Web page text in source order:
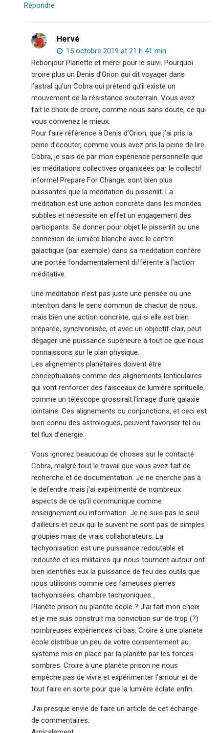
Répondre
Hervé
15 octobre 2019 at 21 h 41 min
Rebonjour Planette et merci pour le suivi. Pourquoi
croire plus un Denis d’Orion qui dit voyager dans
l’astral qu’un Cobra qui prétend qu’il existe un
mouvement de la résistance souterrain. Vous avez
fait le choix de croire, comme nous sans doute, ce qui
vous convenez le mieux.
Pour faire référence à Denis d’Orion, que j’ai pris la
peine d’écouter, comme vous avez pris la peine de lire
Cobra, je sais de par mon expérience personnelle que
les méditations collectives organisées par le collectif
informel Prepare For Change, sont bien plus
puissantes que la méditation du pissenlit. La
méditation est une action concrète dans les mondes
subtiles et nécessite en effet un engagement des
participants. Se donner pour objet le pissenlit ou une
connexion de lumière blanche avec le centre
galactique (par exemple) dans sa méditation confère
une portée fondamentalement différente à l’action
méditative.
Une méditation n’est pas juste une pensée ou une
intention dans le sens commun de chacun de nous,
mais bien une action concrète, qui si elle est bien
préparée, synchronisée, et avec un objectif clair, peut
dégager une puissance supérieure à tout ce que nous
connaissons sur le plan physique.
Les alignements planétaires doivent être
conceptualisés comme des alignements lenticulaires
qui vont renforcer des faisceaux de lumière spirituelle,
comme un téléscope grossirait l’image d’une galaxie
lointaine. Ces alignements ou conjonctions, et ceci est
bien connu des astrologues, peuvent favoriser tel ou
tel flux d’énergie.
Vous ignorez beaucoup de choses sur le contacté
Cobra, malgré tout le travail que vous avez fait de
recherche et de documentation. Je ne cherche pas à
le défendre mais j’ai expérimenté de nombreux
aspects de ce qu’il communique comme
enseignement ou information. Je ne suis pas le seul
d’ailleurs et ceux qui le suivent ne sont pas de simples
groupies mais de vrais collaborateurs. La
tachyonisation est une puissance redoutable et
redoutée et les militaires qui nous tournent autour ont
bien identifiés eux la puissance de feu des outils que
nous utilisons comme ces fameuses pierres
tachyonisées, chambre tachyoniques…
Planète prison ou planète école ? J’ai fait mon choix
et je me suis construit ma conviction sur de trop (?)
nombreuses expériences ici bas. Croire à une planète
école distribue un peu de votre consentement au
système mis en place par la planète par les forces
sombres. Croire à une planète prison ne nous
empêche pas de vivre et expérimenter l’amour et de
tout faire en sorte pour que la lumière éclate enfin.
J’ai presque envie de faire un article de cet échange
de commentaires.